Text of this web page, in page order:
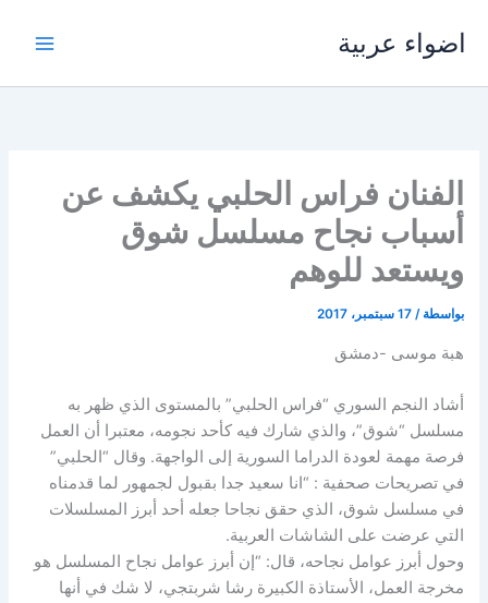
اضواء عربية
الفنان فراس الحلبي يكشف عن
أسباب نجاح مسلسل شوق
ويستعد للوهم
بواسطة /17 سبتمبر، 2017
هبة موسى -دمشق
أشاد النجم السوري “فراس الحلبي” بالمستوى الذي ظهر به
مسلسل “شوق”، والذي شارك فيه كأحد نجومه، معتبرا أن العمل
فرصة مهمة لعودة الدراما السورية إلى الواجهة. وقال “الحلبي”
في تصريحات صحفية : “انا سعيد جدا بقبول لجمهور لما قدمناه
في مسلسل شوق، الذي حقق نجاحا جعله أحد أبرز المسلسلات
التي عرضت على الشاشات العربية.
وحول أبرز عوامل نجاحه، قال: “إن أبرز عوامل نجاح المسلسل هو
مخرجة العمل، الأستاذة الكبيرة رشا شربتجي، لا شك في أنها